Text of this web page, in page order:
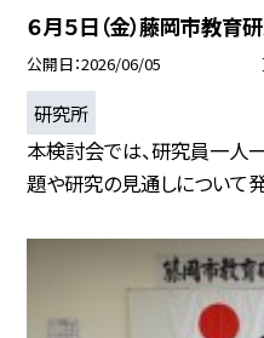
６月５日（金）藤岡市教育
公開日 2026/06/05
研究所
本検討会では、研究員一人
題や研究の見通しについて